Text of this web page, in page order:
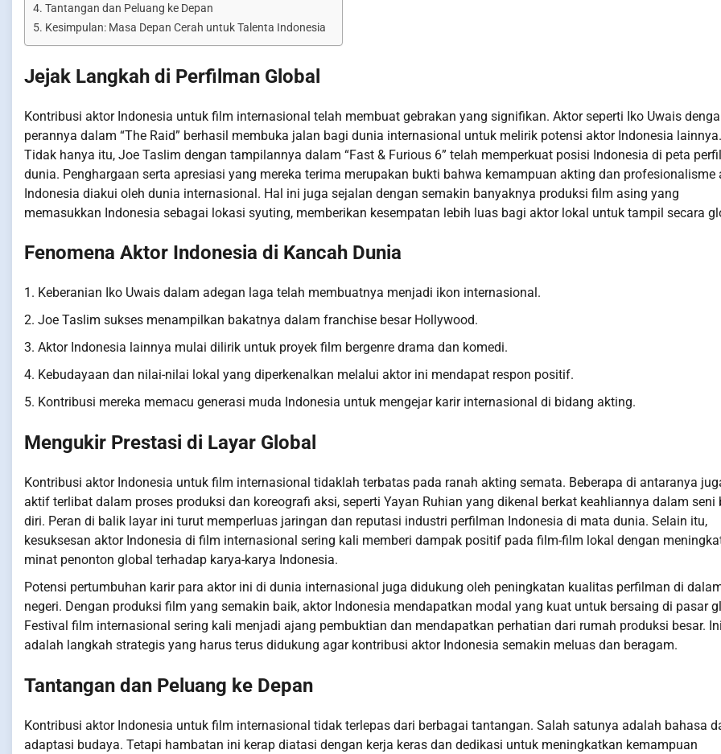
Tantangan dan Peluang ke Depan
Kesimpulan: Masa Depan Cerah untuk Talenta Indonesia
Jejak Langkah di Perfilman Global
Kontribusi aktor Indonesia untuk film internasional telah membuat gebrakan yang signifikan. Aktor seperti Iko Uwais
perannya dalam “The Raid” berhasil membuka jalan bagi dunia internasional untuk melirik potensi aktor Indonesia lainnya.
Tidak hanya itu, Joe Taslim dengan tampilannya dalam “Fast & Furious 6” telah memperkuat posisi Indonesia di peta
dunia. Penghargaan serta apresiasi yang mereka terima merupakan bukti bahwa kemampuan akting dan profesionalisme
Indonesia diakui oleh dunia internasional. Hal ini juga sejalan dengan semakin banyaknya produksi film asing yang
memasukkan Indonesia sebagai lokasi syuting, memberikan kesempatan lebih luas bagi aktor lokal untuk tampil secara
Fenomena Aktor Indonesia di Kancah Dunia
1. Keberanian Iko Uwais dalam adegan laga telah membuatnya menjadi ikon internasional.
2. Joe Taslim sukses menampilkan bakatnya dalam franchise besar Hollywood.
3. Aktor Indonesia lainnya mulai dilirik untuk proyek film bergenre drama dan komedi.
4. Kebudayaan dan nilai-nilai lokal yang diperkenalkan melalui aktor ini mendapat respon positif.
5. Kontribusi mereka memacu generasi muda Indonesia untuk mengejar karir internasional di bidang akting.
Mengukir Prestasi di Layar Global
Kontribusi aktor Indonesia untuk film internasional tidaklah terbatas pada ranah akting semata. Beberapa di antaranya
aktif terlibat dalam proses produksi dan koreografi aksi, seperti Yayan Ruhian yang dikenal berkat keahliannya dalam seni
diri. Peran di balik layar ini turut memperluas jaringan dan reputasi industri perfilman Indonesia di mata dunia. Selain itu,
kesuksesan aktor Indonesia di film internasional sering kali memberi dampak positif pada film-film lokal dengan
minat penonton global terhadap karya-karya Indonesia.
Potensi pertumbuhan karir para aktor ini di dunia internasional juga didukung oleh peningkatan kualitas perfilman di
negeri. Dengan produksi film yang semakin baik, aktor Indonesia mendapatkan modal yang kuat untuk bersaing di pasar
Festival film internasional sering kali menjadi ajang pembuktian dan mendapatkan perhatian dari rumah produksi besar. Ini
adalah langkah strategis yang harus terus didukung agar kontribusi aktor Indonesia semakin meluas dan beragam.
Tantangan dan Peluang ke Depan
Kontribusi aktor Indonesia untuk film internasional tidak terlepas dari berbagai tantangan. Salah satunya adalah bahasa
adaptasi budaya. Tetapi hambatan ini kerap diatasi dengan kerja keras dan dedikasi untuk meningkatkan kemampuan